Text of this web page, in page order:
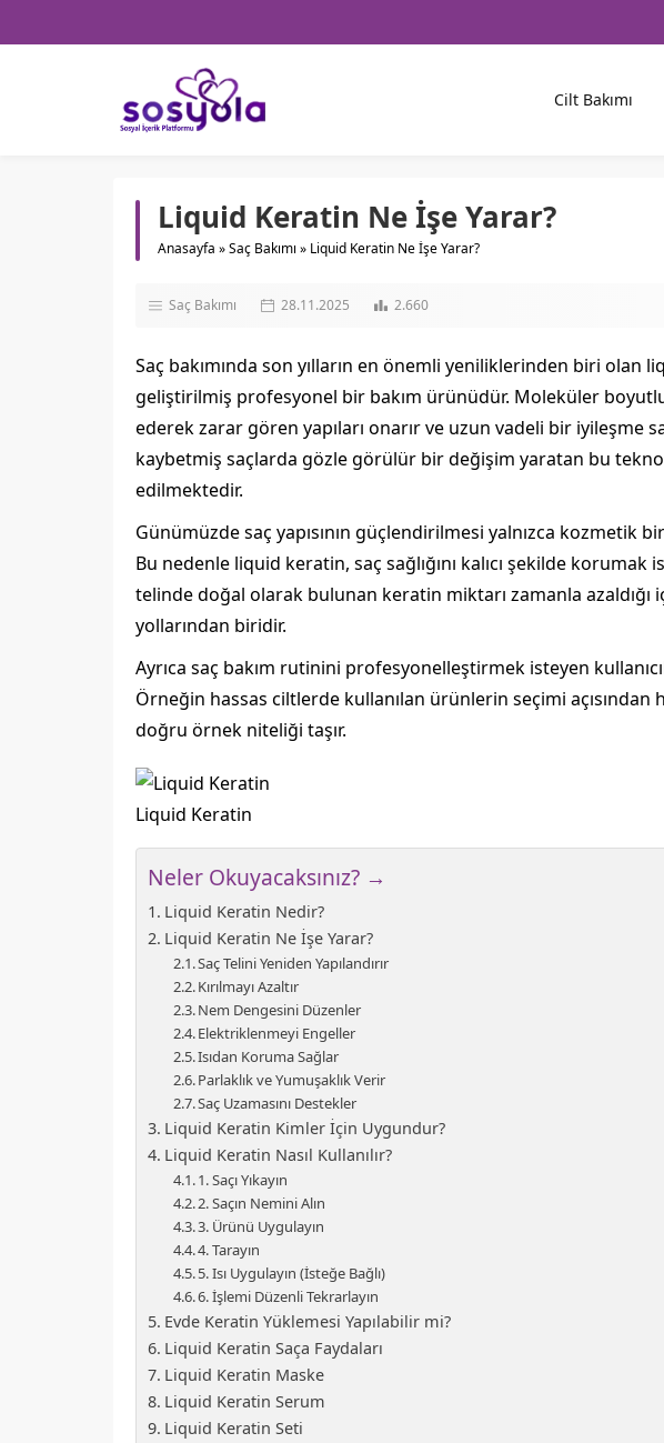
Cilt Bakımı
Liquid Keratin Ne İşe Yarar?
Anasayfa »Saç Bakımı » Liquid Keratin Ne İşe Yarar?
Saç Bakımı 28.11.2025 2.660
Saç bakımında son yılların en önemli yeniliklerinden biri olan
geliştirilmiş profesyonel bir bakım ürünüdür. Moleküler
ederek zarar gören yapıları onarır ve uzun vadeli bir iyileşme
kaybetmiş saçlarda gözle görülür bir değişim yaratan bu
edilmektedir.
Günümüzde saç yapısının güçlendirilmesi yalnızca kozmetik
Bu nedenle liquid keratin, saç sağlığını kalıcı şekilde
telinde doğal olarak bulunan keratin miktarı zamanla azaldığı
yollarından biridir.
Ayrıca saç bakım rutinini profesyonelleştirmek isteyen
Örneğin hassas ciltlerde kullanılan ürünlerin seçimi açısından
doğru örnek niteliği taşır.
Liquid Keratin
Neler Okuyacaksınız? →
Liquid Keratin Nedir?
Liquid Keratin Ne İşe Yarar?
Saç Telini Yeniden Yapılandırır
Kırılmayı Azaltır
Nem Dengesini Düzenler
Elektriklenmeyi Engeller
Isıdan Koruma Sağlar
Parlaklık ve Yumuşaklık Verir
Saç Uzamasını Destekler
Liquid Keratin Kimler İçin Uygundur?
Liquid Keratin Nasıl Kullanılır?
1. Saçı Yıkayın
2. Saçın Nemini Alın
3. Ürünü Uygulayın
4. Tarayın
5. Isı Uygulayın (İsteğe Bağlı)
6. İşlemi Düzenli Tekrarlayın
Evde Keratin Yüklemesi Yapılabilir mi?
Liquid Keratin Saça Faydaları
Liquid Keratin Maske
Liquid Keratin Serum
Liquid Keratin Seti